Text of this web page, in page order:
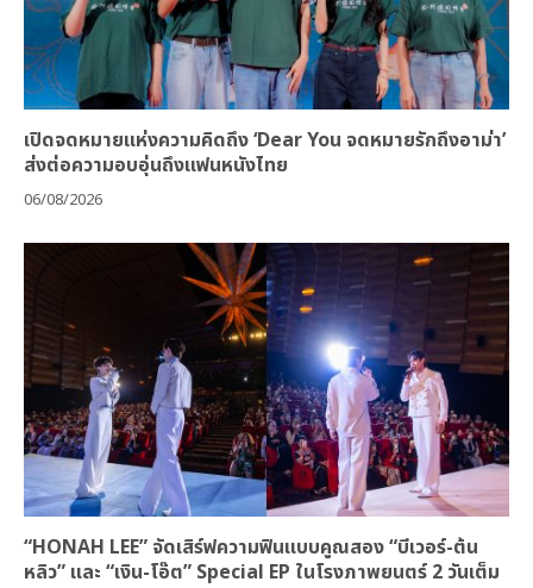
เปิดจดหมายแห่งความคิดถึง ‘Dear You จดหมายรักถึงอาม่า’
ส่งต่อความอบอุ่นถึงแฟนหนังไทย
06/08/2026
“HONAH LEE” จัดเสิร์ฟความฟินแบบคูณสอง “บีเวอร์-ต้น
หลิว” และ “เงิน-โอ๊ต” Special EP ในโรงภาพยนตร์ 2 วันเต็ม